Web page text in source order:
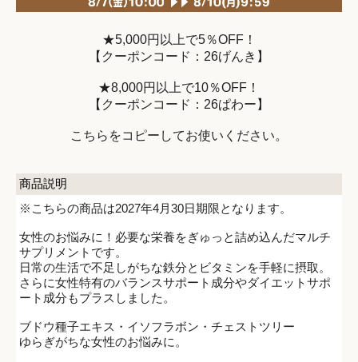
★5,000円以上で5％OFF！
【クーポンコード：26げんき】
★8,000円以上で10％OFF！
【クーポンコード：26ぱわー】
こちらをコピーしてお使いください。
商品説明
※こちらの商品は2027年4月30日期限となります。
女性のお悩みに！必要な栄養をぎゅっと詰め込んだマルチ
サプリメントです。
日常の生活で不足しがちな鉄分とビタミンを手軽に摂取。
さらに女性特有のバランスサポート成分やダイエットサポ
ート成分もプラスしました。
ブドウ種子エキス・イソフラボン・チェストツリー
ゆらぎがちな女性のお悩みに。